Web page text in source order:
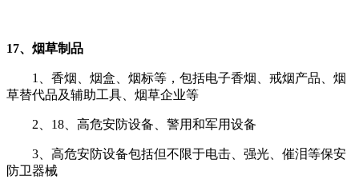
17、烟草制品
1、香烟、烟盒、烟标等，包括电子香烟、戒烟产品、烟
草替代品及辅助工具、烟草企业等
2、18、高危安防设备、警用和军用设备
3、高危安防设备包括但不限于电击、强光、催泪等保安
防卫器械